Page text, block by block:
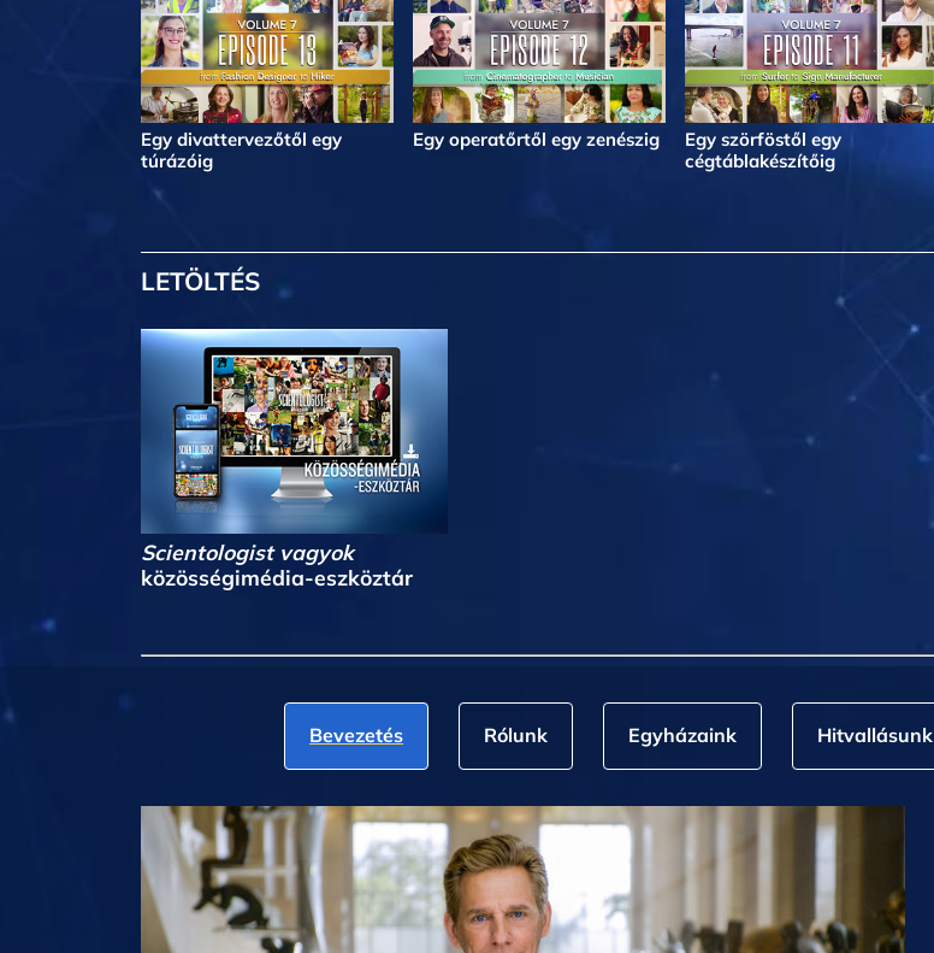
Egy divattervezőtől egy
túrázóig
Egy operatőrtől egy zenészig
Egy szörföstől egy
cégtáblakészítőig
LETÖLTÉS
Scientologist vagyok
közösségimédia-eszköztár
Bevezetés Rólunk Egyházaink Hitvallásunk